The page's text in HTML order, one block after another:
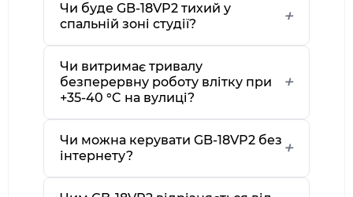
Чи буде GB-18VP2 тихий у
спальній зоні студії?
Чи витримає тривалу
безперервну роботу влітку при
+35-40 °C на вулиці?
Чи можна керувати GB-18VP2 без
інтернету?